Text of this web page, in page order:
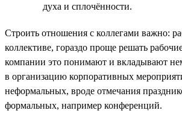
духа и сплочённости.
Строить отношения с коллегами важно:
коллективе, гораздо проще решать
компании это понимают и вкладывают
в организацию корпоративных
неформальных, вроде отмечания
формальных, например конференций.